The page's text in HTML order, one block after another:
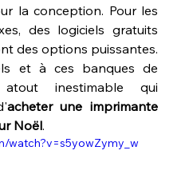
la conception. Pour les
des logiciels gratuits
des options puissantes.
et à ces banques de
inestimable qui
acheter une imprimante
Noël.
watch?v=s5yowZymy_w